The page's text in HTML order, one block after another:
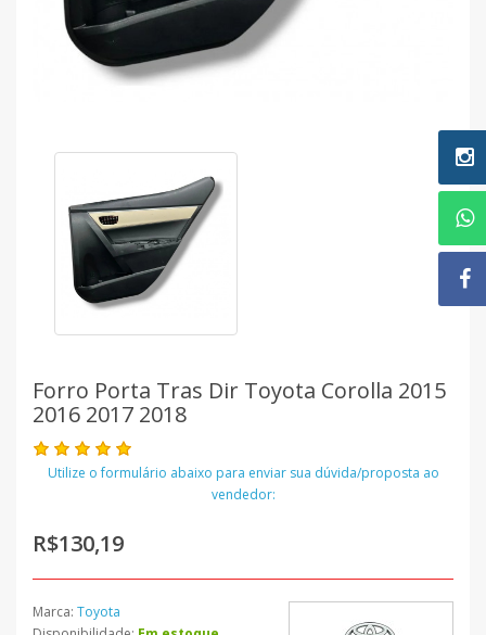
Forro Porta Tras Dir Toyota Corolla 2015
2016 2017 2018
Utilize o formulário abaixo para enviar sua dúvida/proposta ao
vendedor:
R$130,19
Marca: Toyota